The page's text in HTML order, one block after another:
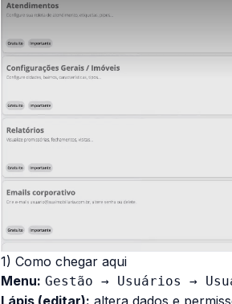
1) Como chegar aqui
Menu: Gestão → Usuários →
Lápis (editar): altera dados e